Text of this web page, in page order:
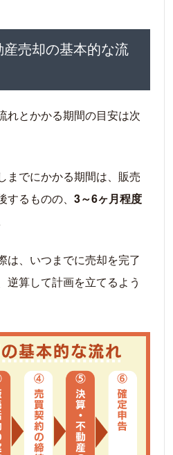
産売却の基本的な流
れとかかる期間の目安は次
までにかかる期間は、販売
るものの、 3～6ヶ月程度
は、いつまでに売却を完了
逆算して計画を立てるよう